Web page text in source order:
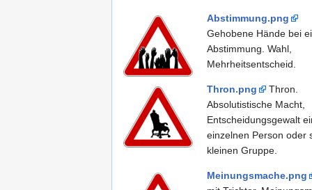
Abstimmung.png
Gehobene Hände bei
Abstimmung. Wahl,
Mehrheitsentscheid.
Thron.png
Thron.
Absolutistische Macht,
Entscheidungsgewalt
einzelnen Person oder
kleinen Gruppe.
Meinungsmache.png